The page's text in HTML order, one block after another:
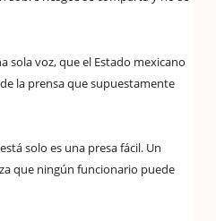
sola voz, que el Estado mexicano
la prensa que supuestamente
solo es una presa fácil. Un
que ningún funcionario puede